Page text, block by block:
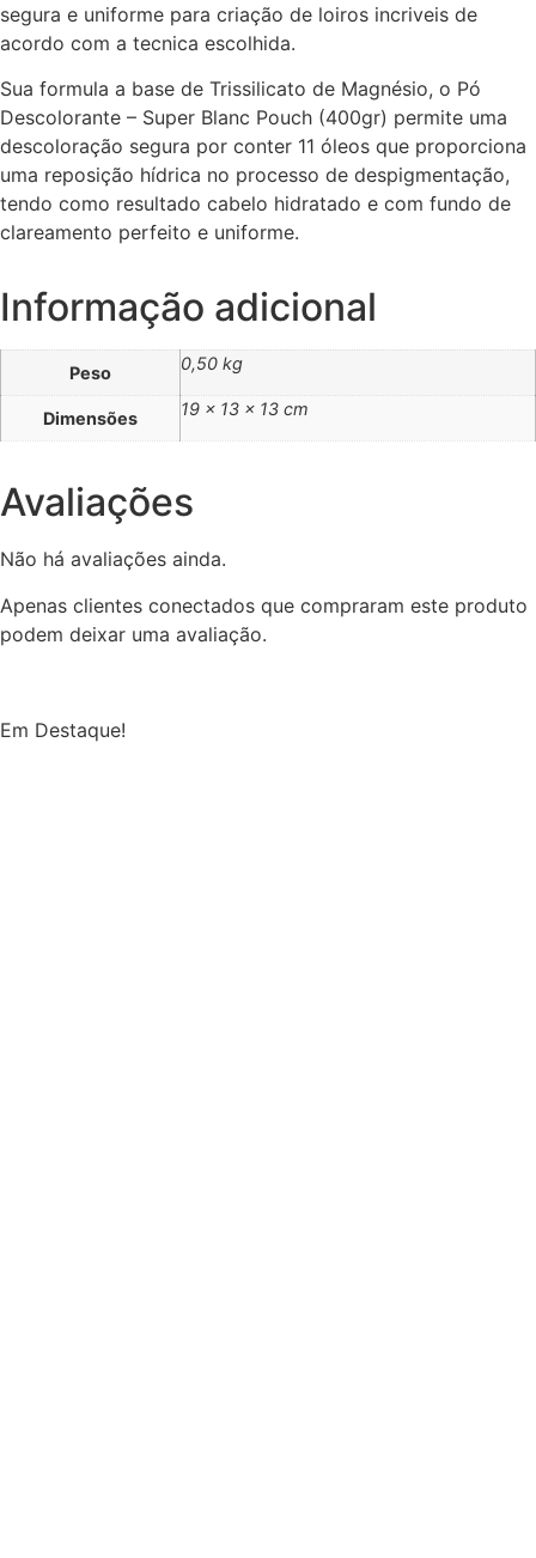
segura e uniforme para criação de loiros incriveis de
acordo com a tecnica escolhida.
Sua formula a base de Trissilicato de Magnésio, o Pó
Descolorante – Super Blanc Pouch (400gr) permite uma
descoloração segura por conter 11 óleos que proporciona
uma reposição hídrica no processo de despigmentação,
tendo como resultado cabelo hidratado e com fundo de
clareamento perfeito e uniforme.
Informação adicional
Peso 0,50 kg
Dimensões 19 × 13 × 13 cm
Avaliações
Não há avaliações ainda.
Apenas clientes conectados que compraram este produto
podem deixar uma avaliação.
Em Destaque!